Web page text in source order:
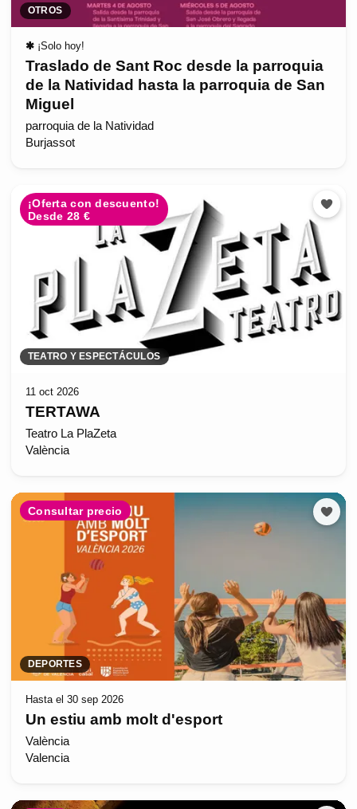
OTROS
✱ ¡Solo hoy!
Traslado de Sant Roc desde la parroquia
de la Natividad hasta la parroquia de San
Miguel
parroquia de la Natividad
Burjassot
¡Oferta con descuento!
Desde 28 €
TEATRO Y ESPECTÁCULOS
11 oct 2026
TERTAWA
Teatro La PlaZeta
València
Consultar precio
DEPORTES
Hasta el 30 sep 2026
Un estiu amb molt d'esport
València
Valencia